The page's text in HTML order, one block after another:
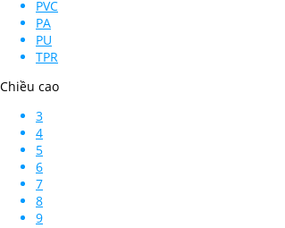
PVC
PA
PU
TPR
Chiều cao
3
4
5
6
7
8
9